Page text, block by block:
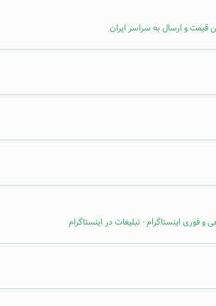
قیمت و ارسال به سراسر ایران
و فوری اینستاگرام - تبلیغات در اینستاگرام